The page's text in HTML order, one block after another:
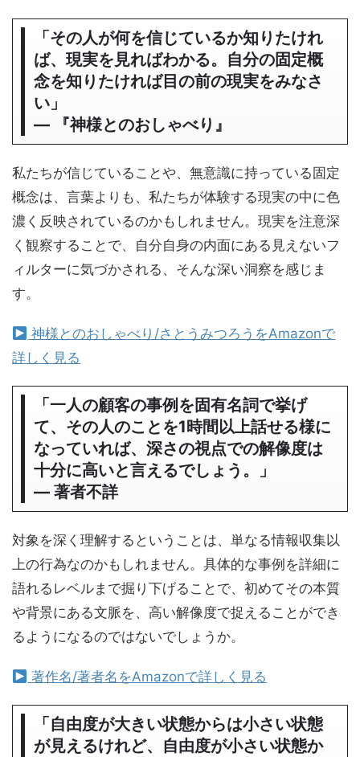
「その人が何を信じているか知りたけれ
ば、現実を見ればわかる。自分の固定概
念を知りたければ目の前の現実をみなさ
い」
― 『神様とのおしゃべり』
私たちが信じていることや、無意識に持っている固定
概念は、言葉よりも、私たちが体験する現実の中に色
濃く反映されているのかもしれません。現実を注意深
く観察することで、自分自身の内面にある見えないフ
ィルターに気づかされる、そんな深い洞察を感じま
す。
神様とのおしゃべり/さとうみつろうをAmazonで
詳しく見る
「一人の顧客の事例を固有名詞で挙げ
て、その人のことを1時間以上話せる様に
なっていれば、深さの視点での解像度は
十分に高いと言えるでしょう。」
― 著者不詳
対象を深く理解するということは、単なる情報収集以
上の行為なのかもしれません。具体的な事例を詳細に
語れるレベルまで掘り下げることで、初めてその本質
や背景にある文脈を、高い解像度で捉えることができ
るようになるのではないでしょうか。
著作名/著者名をAmazonで詳しく見る
「自由度が大きい状態からは小さい状態
が見えるけれど、自由度が小さい状態か